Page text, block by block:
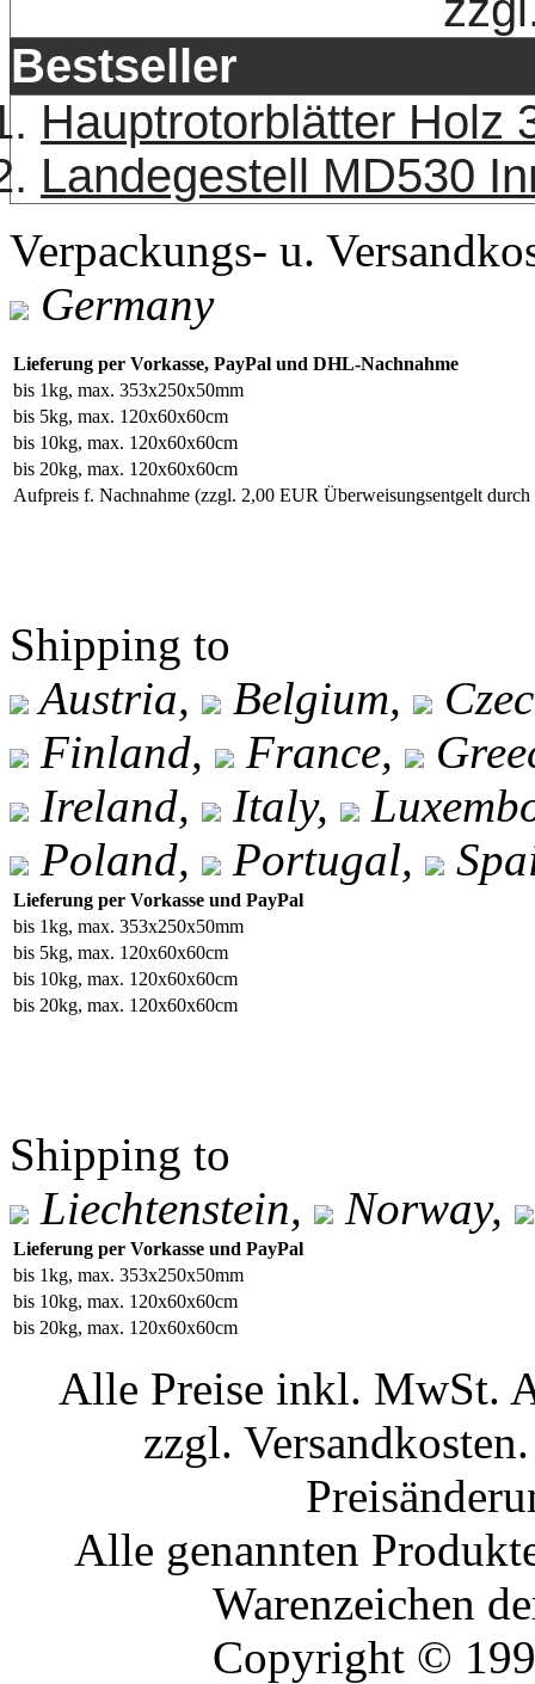
Bestseller
Hauptrotorblätter Holz
Landegestell MD530
Verpackungs- u.
Germany
Lieferung per Vorkasse, PayPal und DHL-Nachnahme
bis 1kg, max. 353x250x50mm
bis 5kg, max. 120x60x60cm
bis 10kg, max. 120x60x60cm
bis 20kg, max. 120x60x60cm
Aufpreis f. Nachnahme (zzgl. 2,00 EUR Überweisungsentgelt
Shipping to
Austria,
Belgium,
Finland,
France,
Ireland,
Italy,
Poland,
Portugal,
Lieferung per Vorkasse und PayPal
bis 1kg, max. 353x250x50mm
bis 5kg, max. 120x60x60cm
bis 10kg, max. 120x60x60cm
bis 20kg, max. 120x60x60cm
Shipping to
Liechtenstein,
Norway,
Lieferung per Vorkasse und PayPal
bis 1kg, max. 353x250x50mm
bis 10kg, max. 120x60x60cm
bis 20kg, max. 120x60x60cm
Alle Preise inkl. MwSt.
zzgl.
Alle genannten
Warenzeichen
Copyright ©